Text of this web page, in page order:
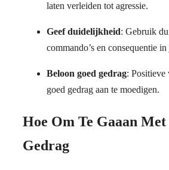
laten verleiden tot agressie.
Geef duidelijkheid: Gebruik
commando’s en consequentie
Beloon goed gedrag: Positieve
goed gedrag aan te moedigen.
Hoe Om Te Gaaan
Gedrag